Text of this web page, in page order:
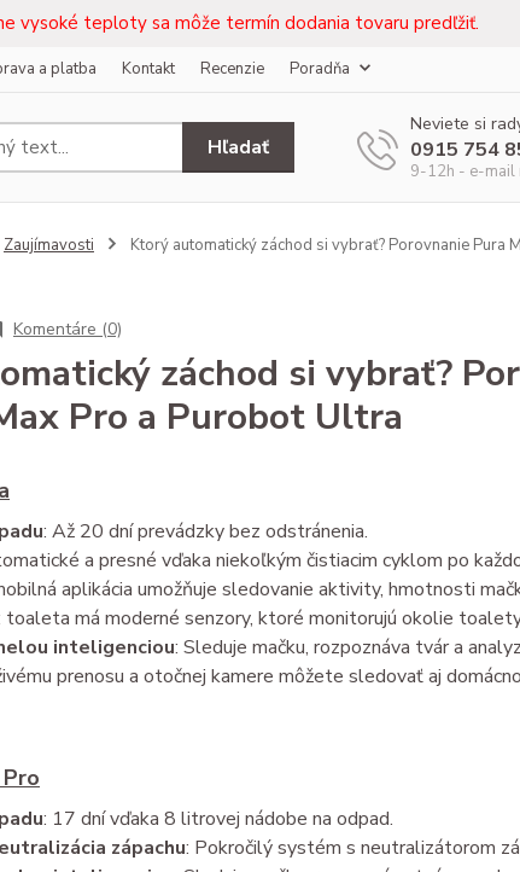
vysoké teploty sa môže termín dodania tovaru predľžiť.
a platba Kontakt Recenzie Poradňa
Hľadať
Neviete si
0915 754
9-12h - e-mail
Zaujímavosti Ktorý automatický záchod si vybrať? Porovnanie Pura
Komentáre (0)
záchod si vybrať?
Pro a Purobot Ultra
: Až 20 dní prevádzky bez odstránenia.
a presné vďaka niekoľkým čistiacim cyklom po
aplikácia umožňuje sledovanie aktivity, hmotnosti
toaleta má moderné senzory, ktoré monitorujú okolie
inteligenciou: Sleduje mačku, rozpoznáva tvár a
prenosu a otočnej kamere môžete sledovať aj
: 17 dní vďaka 8 litrovej nádobe na odpad.
zápachu: Pokročilý systém s neutralizátorom